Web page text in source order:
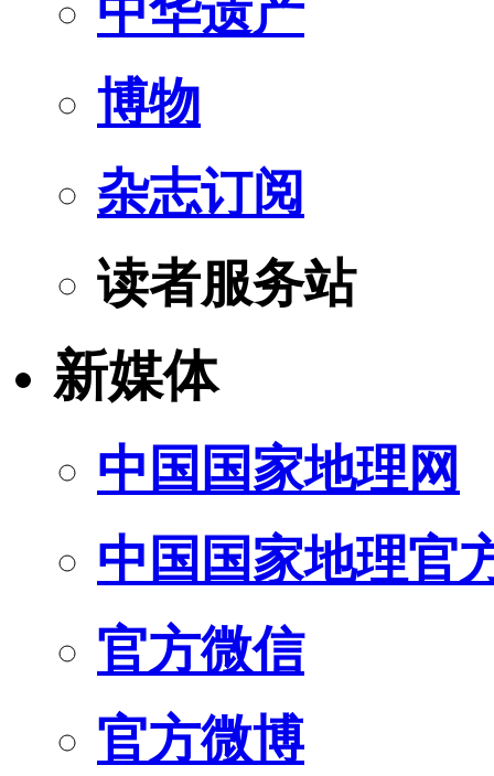
中华遗产
博物
杂志订阅
读者服务站
新媒体
中国国家地理网
中国国家地理官
官方微信
官方微博